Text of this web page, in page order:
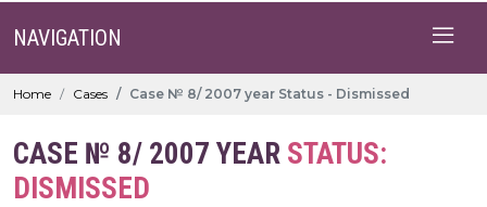
NAVIGATION
Home Cases Case № 8/ 2007 year Status - Dismissed
CASE № 8/ 2007 YEAR STATUS:
DISMISSED